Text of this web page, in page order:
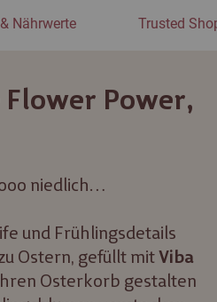
Power,
niedlich…
und Frühlingsdetails
Ostern, gefüllt mitViba
Osterkorb gestalten
Nährwerte Trusted